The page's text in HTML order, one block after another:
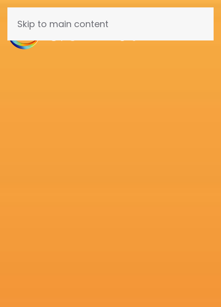
Skip to main content